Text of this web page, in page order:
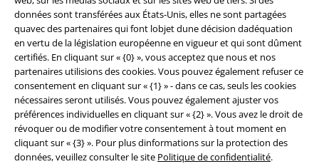
données sont transférées aux États-Unis, elles ne sont partagées
quavec des partenaires qui font lobjet dune décision dadéquation
en vertu de la législation européenne en vigueur et qui sont dûment
certifiés. En cliquant sur « {0} », vous acceptez que nous et nos
partenaires utilisions des cookies. Vous pouvez également refuser ce
consentement en cliquant sur « {1} » - dans ce cas, seuls les cookies
nécessaires seront utilisés. Vous pouvez également ajuster vos
préférences individuelles en cliquant sur « {2} ». Vous avez le droit de
révoquer ou de modifier votre consentement à tout moment en
cliquant sur « {3} ». Pour plus dinformations sur la protection des
données, veuillez consulter le site Politique de confidentialité.
Légal
Conditions générales
Éditeur
Clauses de confidentialité
Élimination des déchets et protection de l'environnement